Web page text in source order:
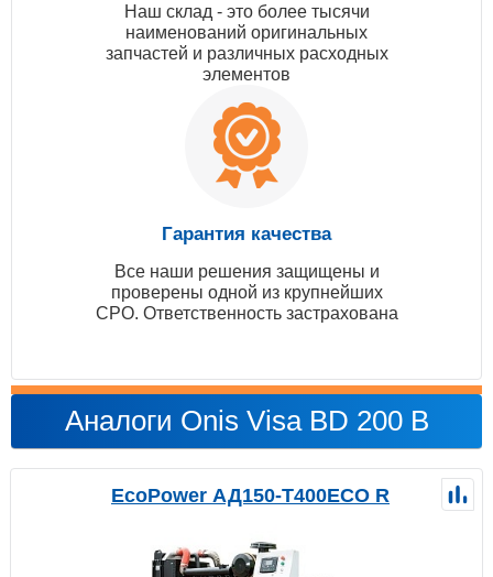
Наш склад - это более тысячи
наименований оригинальных
запчастей и различных расходных
элементов
Гарантия качества
Все наши решения защищены и
проверены одной из крупнейших
СРО. Ответственность застрахована
Аналоги Onis Visa BD 200 B
EcoPower АД150-T400ECO R